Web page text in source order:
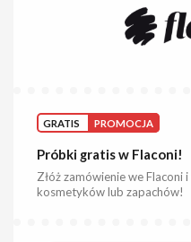
GRATIS PROMOCJA
Próbki gratis w Flaconi!
Złóż zamówienie we
kosmetyków lub zapachów!